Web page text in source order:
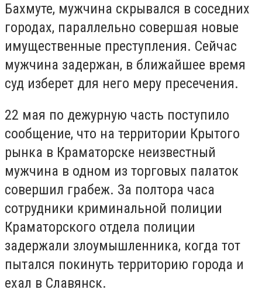
Бахмуте, мужчина скрывался в соседних
городах, параллельно совершая новые
имущественные преступления. Сейчас
мужчина задержан, в ближайшее время
суд изберет для него меру пресечения.
22 мая по дежурную часть поступило
сообщение, что на территории Крытого
рынка в Краматорске неизвестный
мужчина в одном из торговых палаток
совершил грабеж. За полтора часа
сотрудники криминальной полиции
Краматорского отдела полиции
задержали злоумышленника, когда тот
пытался покинуть территорию города и
ехал в Славянск.